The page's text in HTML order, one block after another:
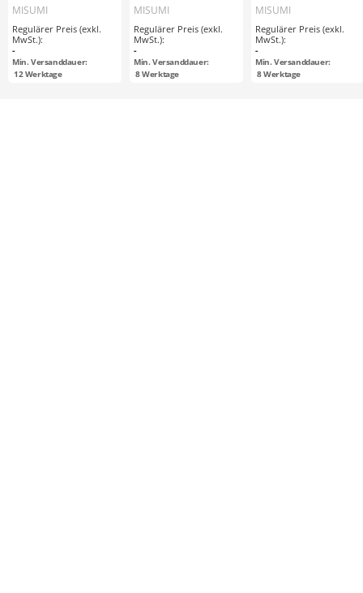
geschliffene
Oberfläche / A
konfigurierbar /
EN 1.0038 Equiv.
MISUMI
Regulärer Preis (exkl.
MwSt.):
-
Min. Versanddauer:
12 Werktage
geschliffene,
flachgeschliffene
Oberfläche /
AxBxT
konfigurierbar /
EN 1.4305 Equiv.
MISUMI
Regulärer Preis (exkl.
MwSt.):
-
Min. Versanddauer:
8Werktage
geschliffene,
flachgeschliffene
Oberfläche /
AxBxT
konfigurierbar /
EN 1.0038 Equiv.
MISUMI
Regulärer Preis (exkl.
MwSt.):
-
Min. Versanddauer:
8Werktage